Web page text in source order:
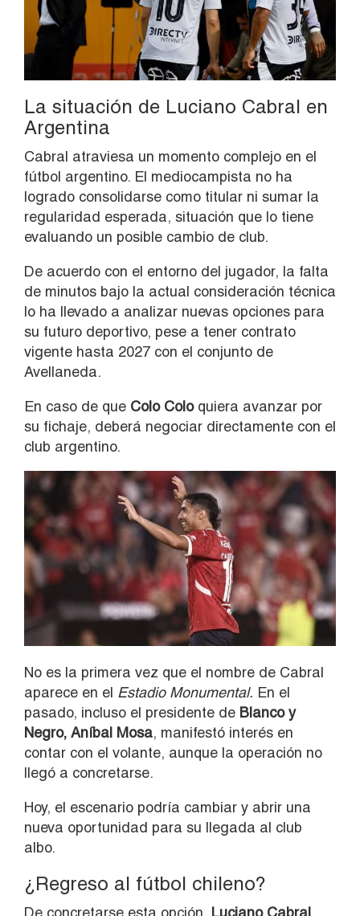
La situación de Luciano Cabral en
Argentina
Cabral atraviesa un momento complejo en el
fútbol argentino. El mediocampista no ha
logrado consolidarse como titular ni sumar la
regularidad esperada, situación que lo tiene
evaluando un posible cambio de club.
De acuerdo con el entorno del jugador, la falta
de minutos bajo la actual consideración técnica
lo ha llevado a analizar nuevas opciones para
su futuro deportivo, pese a tener contrato
vigente hasta 2027 con el conjunto de
Avellaneda.
En caso de que Colo Coloquiera avanzar por
su fichaje, deberá negociar directamente con el
club argentino.
No es la primera vez que el nombre de Cabral
aparece en el Estadio Monumental. En el
pasado, incluso el presidente de Blanco y
Negro, Aníbal Mosa, manifestó interés en
contar con el volante, aunque la operación no
llegó a concretarse.
Hoy, el escenario podría cambiar y abrir una
nueva oportunidad para su llegada al club
albo.
¿Regreso al fútbol chileno?
De concretarse esta opción, Luciano Cabral